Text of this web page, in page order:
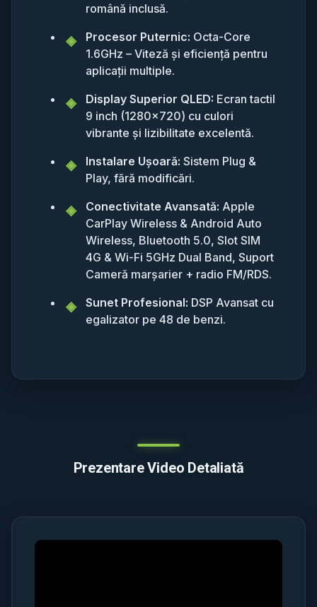
română inclusă.
Procesor Puternic: Octa-Core
1.6GHz – Viteză și eficiență pentru
aplicații multiple.
Display Superior QLED: Ecran tactil
9 inch (1280x720) cu culori
vibrante și lizibilitate excelentă.
Instalare Ușoară: Sistem Plug &
Play, fără modificări.
Conectivitate Avansată: Apple
CarPlay Wireless & Android Auto
Wireless, Bluetooth 5.0, Slot SIM
4G & Wi-Fi 5GHz Dual Band, Suport
Cameră marșarier + radio FM/RDS.
Sunet Profesional: DSP Avansat cu
egalizator pe 48 de benzi.
Prezentare Video Detaliată